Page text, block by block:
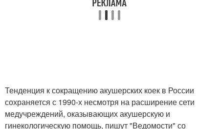
Тенденция к сокращению акушерских коек в России
сохраняется с 1990-х несмотря на расширение сети
медучреждений, оказывающих акушерскую и
гинекологическую помощь, пишут "Ведомости" со